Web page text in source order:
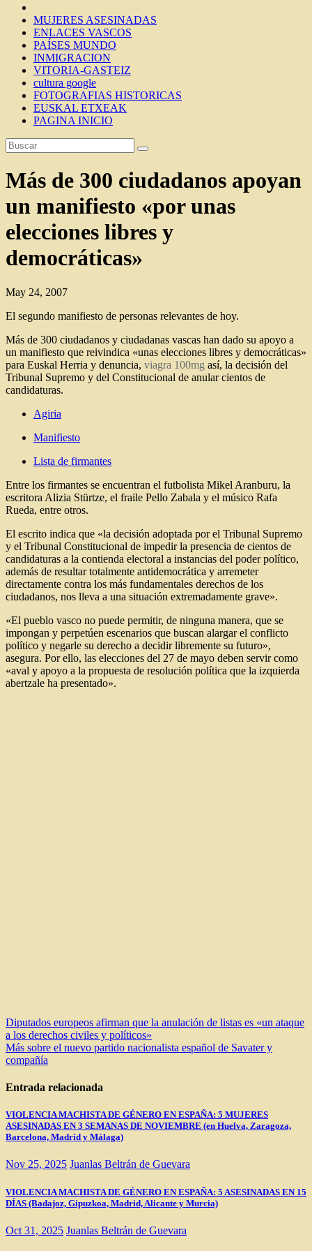
MUJERES ASESINADAS
ENLACES VASCOS
PAÍSES MUNDO
INMIGRACION
VITORIA-GASTEIZ
cultura google
FOTOGRAFIAS HISTORICAS
EUSKAL ETXEAK
PAGINA INICIO
Más de 300 ciudadanos apoyan
un manifiesto «por unas
elecciones libres y
democráticas»
May 24, 2007
El segundo manifiesto de personas relevantes de hoy.
Más de 300 ciudadanos y ciudadanas vascas han dado su apoyo a
un manifiesto que reivindica «unas elecciones libres y democráticas»
para Euskal Herria y denuncia, viagra 100mg así, la decisión del
Tribunal Supremo y del Constitucional de anular cientos de
candidaturas.
Agiria
Manifiesto
Lista de firmantes
Entre los firmantes se encuentran el futbolista Mikel Aranburu, la
escritora Alizia Stürtze, el fraile Pello Zabala y el músico Rafa
Rueda, entre otros.
El escrito indica que «la decisión adoptada por el Tribunal Supremo
y el Tribunal Constitucional de impedir la presencia de cientos de
candidaturas a la contienda electoral a instancias del poder político,
además de resultar totalmente antidemocrática y arremeter
directamente contra los más fundamentales derechos de los
ciudadanos, nos lleva a una situación extremadamente grave».
«El pueblo vasco no puede permitir, de ninguna manera, que se
impongan y perpetúen escenarios que buscan alargar el conflicto
político y negarle su derecho a decidir libremente su futuro»,
asegura. Por ello, las elecciones del 27 de mayo deben servir como
«aval y apoyo a la propuesta de resolución política que la izquierda
abertzale ha presentado».
Navegación
de
entradas
Diputados europeos afirman que la anulación de listas es «un ataque
a los derechos civiles y políticos»
Más sobre el nuevo partido nacionalista español de Savater y
compañía
Entrada relacionada
VIOLENCIA MACHISTA DE GÉNERO EN ESPAÑA: 5 MUJERES
ASESINADAS EN 3 SEMANAS DE NOVIEMBRE (en Huelva, Zaragoza,
Barcelona, Madrid y Málaga)
Nov 25, 2025 Juanlas Beltrán de Guevara
VIOLENCIA MACHISTA DE GÉNERO EN ESPAÑA: 5 ASESINADAS EN 15
DÍAS (Badajoz, Gipuzkoa, Madrid, Alicante y Murcia)
Oct 31, 2025 Juanlas Beltrán de Guevara